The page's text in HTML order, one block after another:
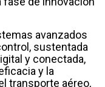
avanzados
sustentada
y conectada,
y la
transporte aéreo,